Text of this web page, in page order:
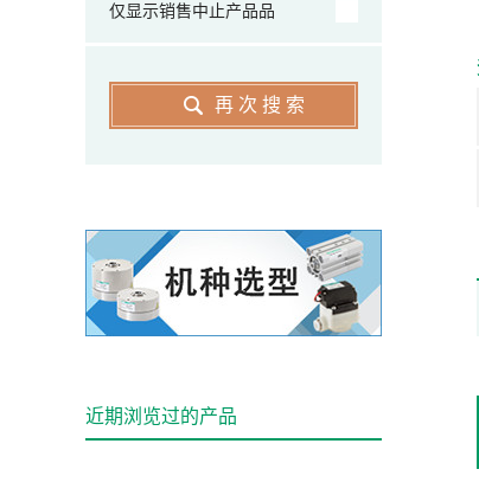
仅显示销售中止产品品
再次搜索
近期浏览过的产品